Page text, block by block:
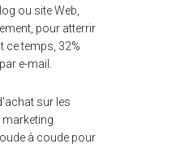
ou site Web,
pour atterrir
ce temps, 32%
e-mail.
sur les
marketing
à coude pour